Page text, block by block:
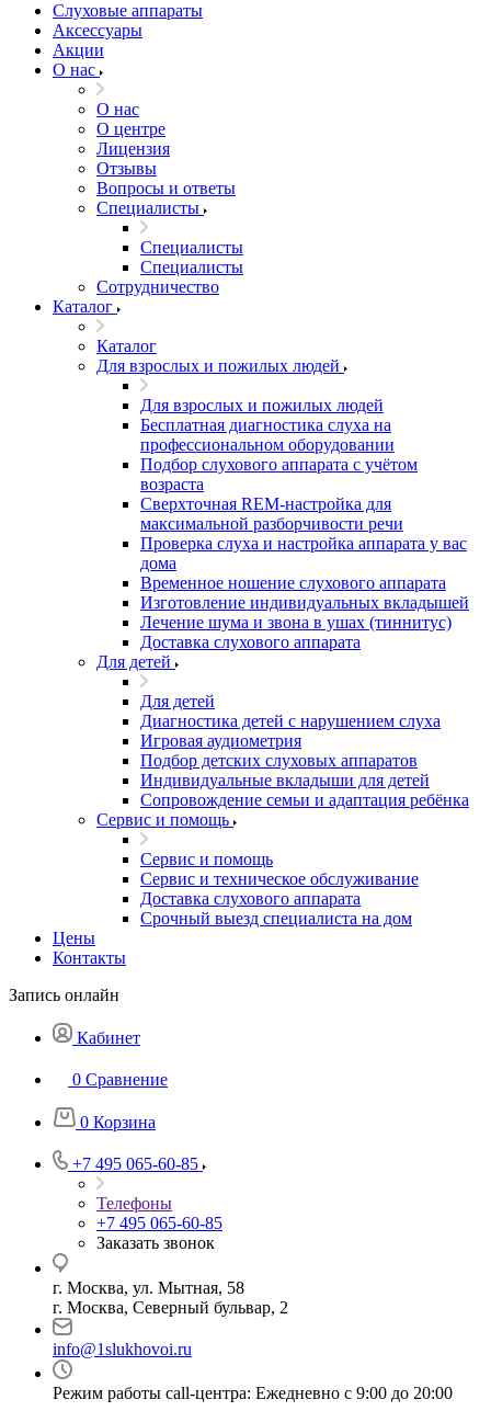
Слуховые аппараты
Аксессуары
Акции
О нас
О нас
О центре
Лицензия
Отзывы
Вопросы и ответы
Специалисты
Специалисты
Специалисты
Сотрудничество
Каталог
Каталог
Для взрослых и пожилых людей
Для взрослых и пожилых людей
Бесплатная диагностика слуха на
профессиональном оборудовании
Подбор слухового аппарата с учётом
возраста
Сверхточная REM-настройка для
максимальной разборчивости речи
Проверка слуха и настройка аппарата у вас
дома
Временное ношение слухового аппарата
Изготовление индивидуальных вкладышей
Лечение шума и звона в ушах (тиннитус)
Доставка слухового аппарата
Для детей
Для детей
Диагностика детей с нарушением слуха
Игровая аудиометрия
Подбор детских слуховых аппаратов
Индивидуальные вкладыши для детей
Сопровождение семьи и адаптация ребёнка
Сервис и помощь
Сервис и помощь
Сервис и техническое обслуживание
Доставка слухового аппарата
Срочный выезд специалиста на дом
Цены
Контакты
Запись онлайн
Кабинет
0 Сравнение
0 Корзина
+7 495 065-60-85
Телефоны
+7 495 065-60-85
Заказать звонок
г. Москва, ул. Мытная, 58
г. Москва, Северный бульвар, 2
info@1slukhovoi.ru
Режим работы call-центра: Ежедневно с 9:00 до 20:00